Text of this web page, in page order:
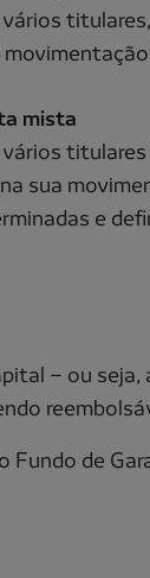
vários
mista
vários
sua
e
– ou
Fundo de